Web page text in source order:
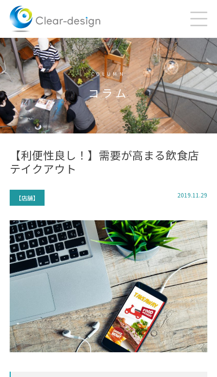
content
COLUMN
コラム
【利便性良し！】需要が高まる飲食店
テイクアウト
【店舗】 2019.11.29